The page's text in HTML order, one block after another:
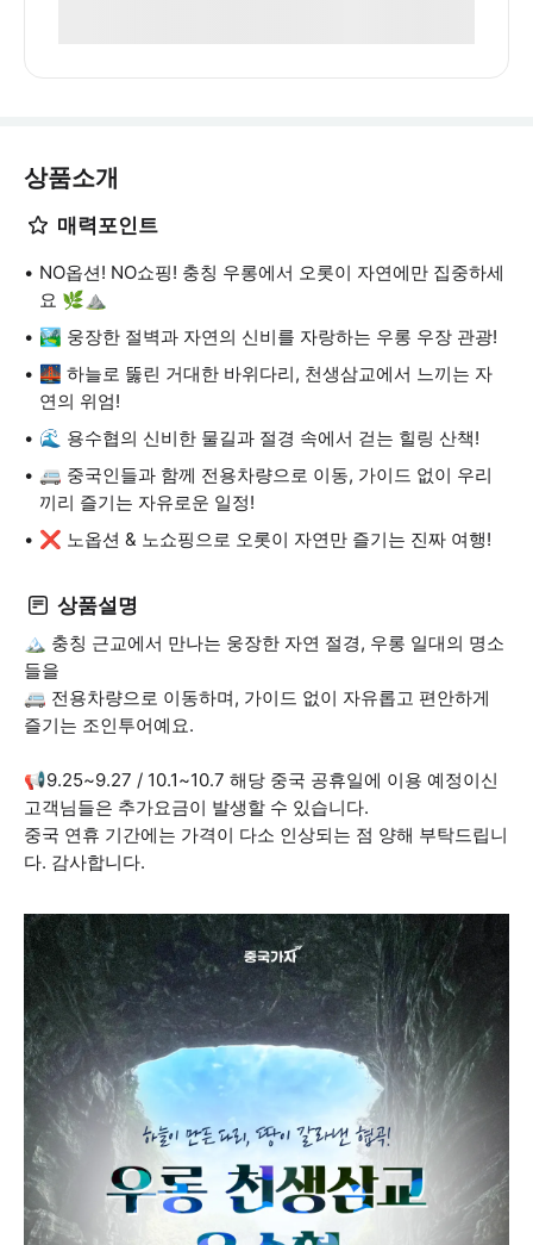
상품소개
매력포인트
NO옵션! NO쇼핑! 충칭 우롱에서 오롯이 자연에만 집중하세
요 🌿⛰️
🏞️ 웅장한 절벽과 자연의 신비를 자랑하는 우롱 우장 관광!
🌉 하늘로 뚫린 거대한 바위다리, 천생삼교에서 느끼는 자
연의 위엄!
🌊 용수협의 신비한 물길과 절경 속에서 걷는 힐링 산책!
🚐 중국인들과 함께 전용차량으로 이동, 가이드 없이 우리
끼리 즐기는 자유로운 일정!
❌ 노옵션 & 노쇼핑으로 오롯이 자연만 즐기는 진짜 여행!
상품설명
🏔️ 충칭 근교에서 만나는 웅장한 자연 절경, 우롱 일대의 명소
들을
🚐 전용차량으로 이동하며, 가이드 없이 자유롭고 편안하게
즐기는 조인투어예요.
📢9.25~9.27 / 10.1~10.7 해당 중국 공휴일에 이용 예정이신
고객님들은 추가요금이 발생할 수 있습니다.
중국 연휴 기간에는 가격이 다소 인상되는 점 양해 부탁드립니
다. 감사합니다.